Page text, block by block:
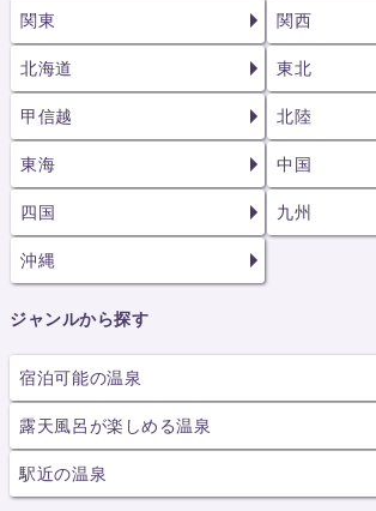
関東 関西
北海道 東北
甲信越 北陸
東海 中国
四国 九州
沖縄
ジャンルから探す
宿泊可能の温泉
露天風呂が楽しめる温泉
駅近の温泉